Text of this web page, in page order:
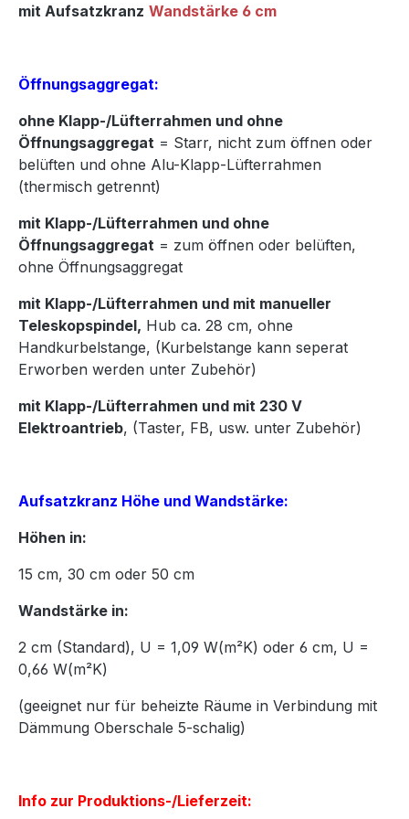
mit Aufsatzkranz Wandstärke 6 cm
Öffnungsaggregat:
ohne Klapp-/Lüfterrahmen und ohne
Öffnungsaggregat = Starr, nicht zum öffnen oder
belüften und ohne Alu-Klapp-Lüfterrahmen
(thermisch getrennt)
mit Klapp-/Lüfterrahmen und ohne
Öffnungsaggregat = zum öffnen oder belüften,
ohne Öffnungsaggregat
mit Klapp-/Lüfterrahmen und mit manueller
Teleskopspindel, Hub ca. 28 cm, ohne
Handkurbelstange, (Kurbelstange kann seperat
Erworben werden unter Zubehör)
mit Klapp-/Lüfterrahmen und mit 230 V
Elektroantrieb, (Taster, FB, usw. unter Zubehör)
Aufsatzkranz Höhe und Wandstärke:
Höhen in:
15 cm, 30 cm oder 50 cm
Wandstärke in:
2 cm (Standard), U = 1,09 W(m²K) oder 6 cm, U =
0,66 W(m²K)
(geeignet nur für beheizte Räume in Verbindung mit
Dämmung Oberschale 5-schalig)
Info zur Produktions-/Lieferzeit: